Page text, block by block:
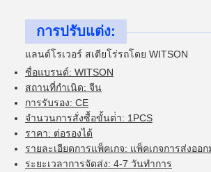
การปรับแต่ง:
แลนด์โรเวอร์ สเตียโร่รถโดย WITSON
ชื่อแบรนด์: WITSON
สถานที่กําเนิด: จีน
การรับรอง: CE
จํานวนการสั่งซื้อขั้นต่ํา: 1PCS
ราคา: ต่อรองได้
รายละเอียดการแพ็คเกจ: แพ็คเกจการส่งออ
ระยะเวลาการจัดส่ง: 4-7 วันทําการ